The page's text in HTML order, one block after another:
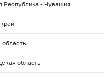
Республика - Чувашия
область
область